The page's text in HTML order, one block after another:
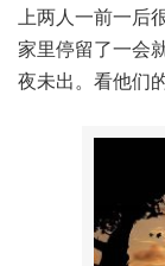
上两人一前一后
家里停留了一会
夜未出。看他们